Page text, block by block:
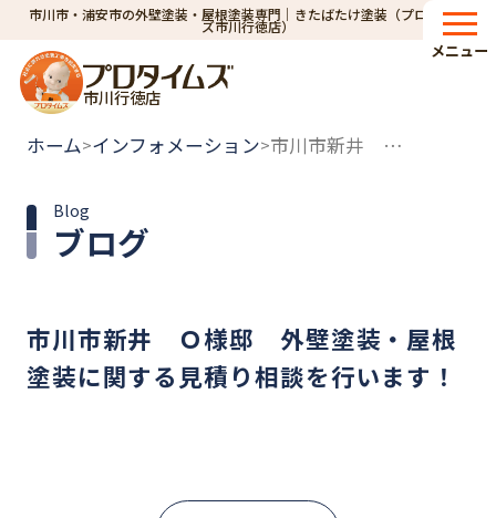
市川市・浦安市の外壁塗装・屋根塗装専門｜きたばたけ塗装（プロタイム
ズ市川行徳店）
市川行徳店
メニュー
ホーム>インフォメーション> 市川市新井 Ｏ様邸 外壁塗装・屋根塗装に関する見積り相談を行います！
ブログ
Blog
市川市新井 Ｏ様邸 外壁塗装・屋根
塗装に関する見積り相談を行います！